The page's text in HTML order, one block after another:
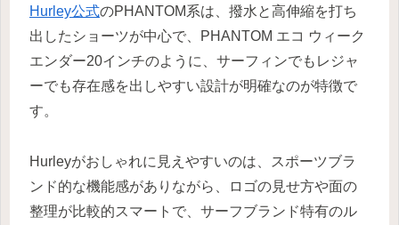
Hurley公式のPHANTOM系は、撥水と高伸縮を打ち
出したショーツが中心で、PHANTOM エコ ウィーク
エンダー20インチのように、サーフィンでもレジャ
ーでも存在感を出しやすい設計が明確なのが特徴で
す。
Hurleyがおしゃれに見えやすいのは、スポーツブラ
ンド的な機能感がありながら、ロゴの見せ方や面の
整理が比較的スマートで、サーフブランド特有のル